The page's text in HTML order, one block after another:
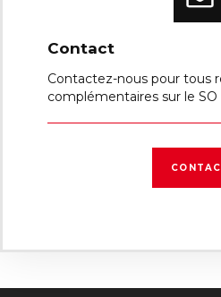
Contact
Contactez-nous pour tous
complémentaires sur le